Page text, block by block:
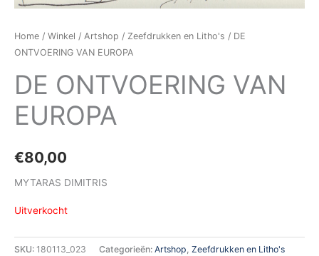
Home / Winkel / Artshop / Zeefdrukken en Litho's / DE
ONTVOERING VAN EUROPA
DE ONTVOERING VAN
EUROPA
€80,00
MYTARAS DIMITRIS
Uitverkocht
SKU: 180113_023 Categorieën: Artshop Zeefdrukken en Litho's